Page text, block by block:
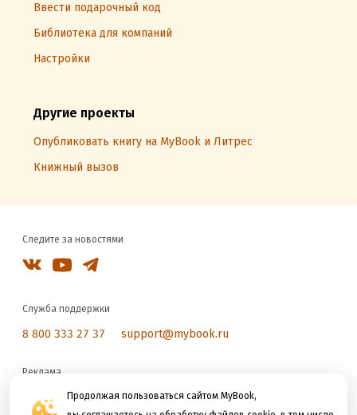
Продолжая пользоваться сайтом MyBook,
Ввести подарочный код
Библиотека для компаний
Настройки
Другие проекты
Опубликовать книгу на MyBook и Литрес
Книжный вызов
Следите за новостями
Служба поддержки
8 800 333 27 37 support@mybook.ru
Реклама
reklama@litres.ru